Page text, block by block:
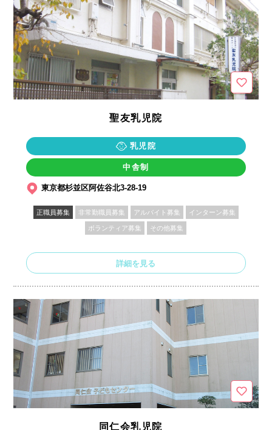
聖友乳児院
乳児院
中舎制
東京都杉並区阿佐谷北3-28-19
正職員募集 非常勤職員募集 アルバイト募集 インターン募集
ボランティア募集 その他募集
詳細を見る
同仁会乳児院